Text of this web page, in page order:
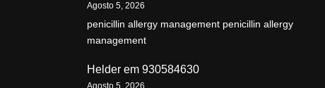
Agosto 5, 2026
penicillin allergy management penicillin allergy
management
Helder em 930584630
Agosto 5, 2026